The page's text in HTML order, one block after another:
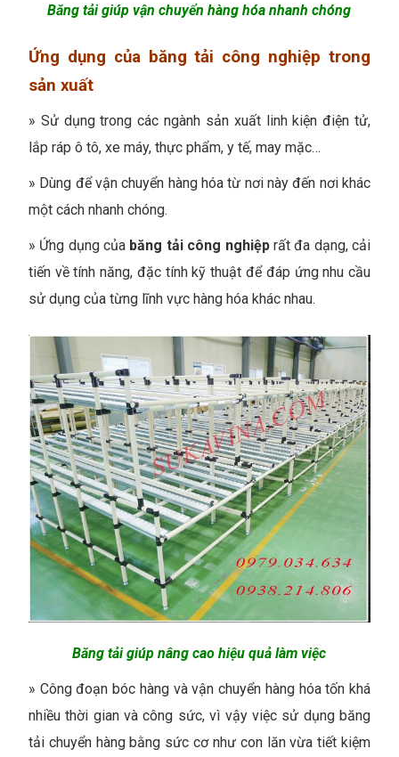
Băng tải giúp vận chuyển hàng hóa nhanh chóng
Ứng dụng của băng tải công nghiệp trong
sản xuất
» Sử dụng trong các ngành sản xuất linh kiện điện tử,
lắp ráp ô tô, xe máy, thực phẩm, y tế, may mặc…
» Dùng để vận chuyển hàng hóa từ nơi này đến nơi khác
một cách nhanh chóng.
» Ứng dụng của băng tải công nghiệp rất đa dạng, cải
tiến về tính năng, đặc tính kỹ thuật để đáp ứng nhu cầu
sử dụng của từng lĩnh vực hàng hóa khác nhau.
Băng tải giúp nâng cao hiệu quả làm việc
» Công đoạn bóc hàng và vận chuyển hàng hóa tốn khá
nhiều thời gian và công sức, vì vậy việc sử dụng băng
tải chuyển hàng bằng sức cơ như con lăn vừa tiết kiệm